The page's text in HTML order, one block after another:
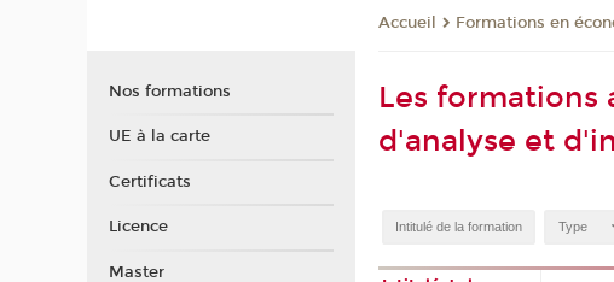
Accueil Formations en
Les formations
d'analyse et
Nos formations
UE à la carte
Certificats
Licence
Master